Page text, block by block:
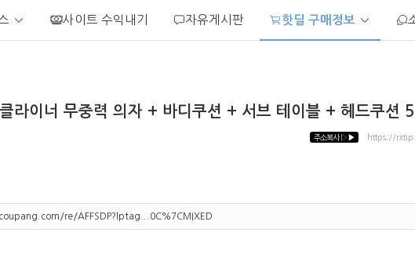
사이트 수익내기 자유게시판 핫딜 구매정보
라이너 무중력 의자 + 바디쿠션 + 서브 테이블 + 헤드쿠션
주소복사 ▷▶ https://
re/AFFSDP?lptag...0C%7CMIXED